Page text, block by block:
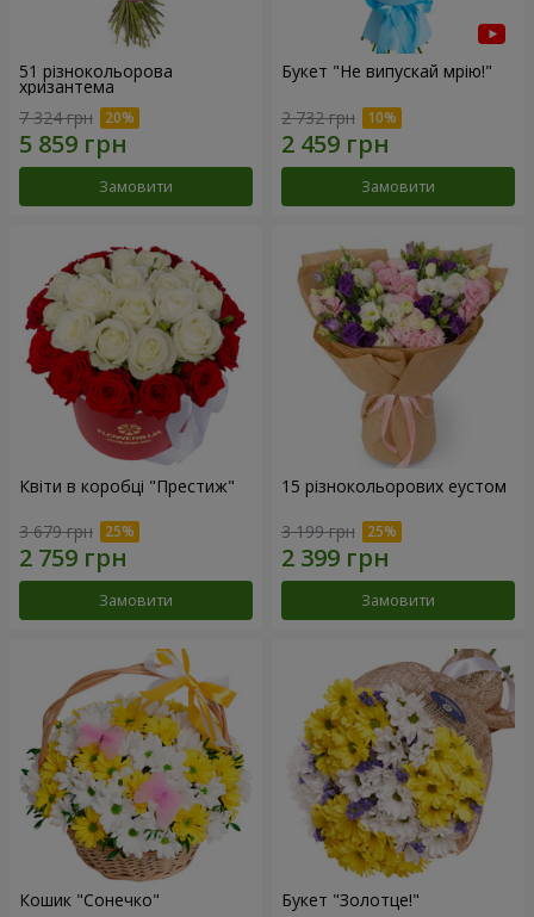
51 різнокольорова
хризантема
7 324 грн
Замовити
Букет "Не випускай мрію!"
2 732 грн
Замовити
Квіти в коробці "Престиж"
3 679 грн
Замовити
15 різнокольорових еустом
3 199 грн
Замовити
Кошик "Сонечко" Букет "Золотце!"